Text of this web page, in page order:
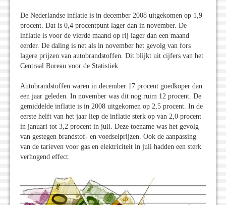
De Nederlandse inflatie is in december 2008 uitgekomen op 1,9
procent. Dat is 0,4 procentpunt lager dan in november. De
inflatie is voor de vierde maand op rij lager dan een maand
eerder. De daling is net als in november het gevolg van fors
lagere prijzen van autobrandstoffen. Dit blijkt uit cijfers van het
Centraal Bureau voor de Statistiek.
Autobrandstoffen waren in december 17 procent goedkoper dan
een jaar geleden. In november was dit nog ruim 12 procent. De
gemiddelde inflatie is in 2008 uitgekomen op 2,5 procent. In de
eerste helft van het jaar liep de inflatie sterk op van 2,0 procent
in januari tot 3,2 procent in juli. Deze toename was het gevolg
van gestegen brandstof- en voedselprijzen. Ook de aanpassing
van de tarieven voor gas en elektriciteit in juli hadden een sterk
verhogend effect.